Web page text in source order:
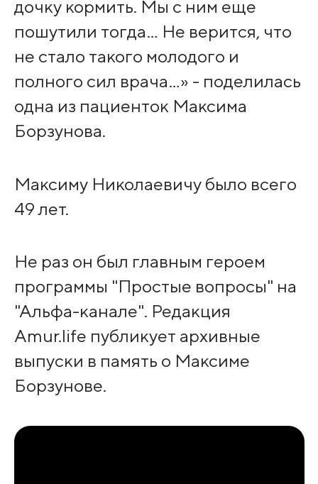
дочку кормить. Мы с ним еще
пошутили тогда… Не верится, что
не стало такого молодого и
полного сил врача…» - поделилась
одна из пациенток Максима
Борзунова.
Максиму Николаевичу было всего
49 лет.
Не раз он был главным героем
программы "Простые вопросы" на
"Альфа-канале". Редакция
Amur.life публикует архивные
выпуски в память о Максиме
Борзунове.